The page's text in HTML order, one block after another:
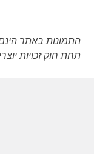
התמונות באתר
תחת חוק זכויות